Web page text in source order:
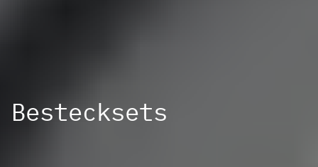
Bestecksets